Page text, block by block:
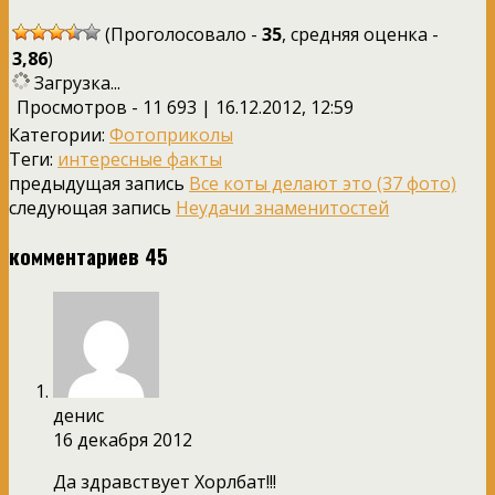
(Проголосовало - 35, средняя оценка -
3,86)
Загрузка...
Просмотров - 11 693 | 16.12.2012, 12:59
Категории: Фотоприколы
Теги: интересные факты
предыдущая запись Все коты делают это (37 фото)
следующая запись Неудачи знаменитостей
комментариев 45
денис
16 декабря 2012
Да здравствует Хорлбат!!!